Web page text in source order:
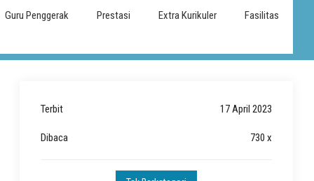
Guru Penggerak Prestasi Extra Kurikuler Fasilitas
Terbit 17 April 2023
Dibaca 730 x